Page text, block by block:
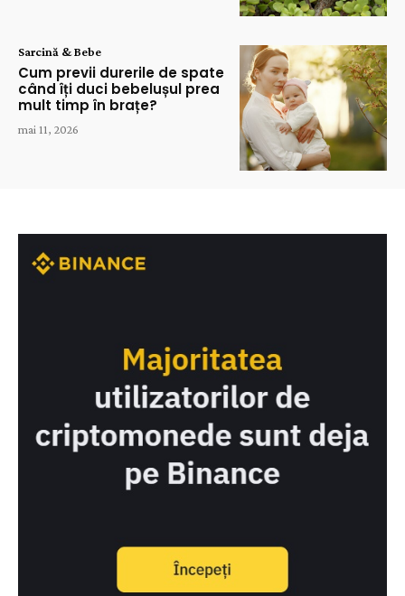
Sarcină & Bebe
Cum previi durerile de spate
când îți duci bebelușul prea
mult timp în brațe?
mai 11, 2026